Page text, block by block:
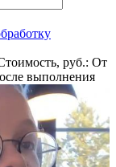
руб.: От
выполнения